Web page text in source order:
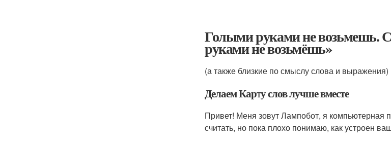
Голыми руками не возьмешь.
руками не возьмёшь»
(а также близкие по смыслу слова и выражения)
Делаем Карту слов лучше вместе
Привет! Меня зовут Лампобот, я компьютерная
считать, но пока плохо понимаю, как устроен